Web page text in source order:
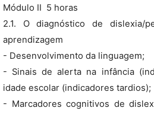
Módulo II  5 horas
2.1. O diagnóstico de dislexia/
aprendizagem
- Desenvolvimento da linguagem;
- Sinais de alerta na infância
idade escolar (indicadores tardios);
- Marcadores cognitivos de